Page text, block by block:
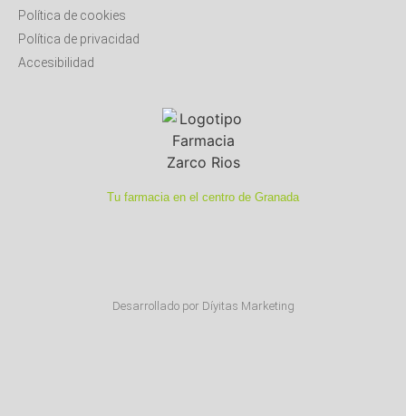
Política de cookies
Política de privacidad
Accesibilidad
Tu farmacia en el centro de Granada
Desarrollado por Díyitas Marketing